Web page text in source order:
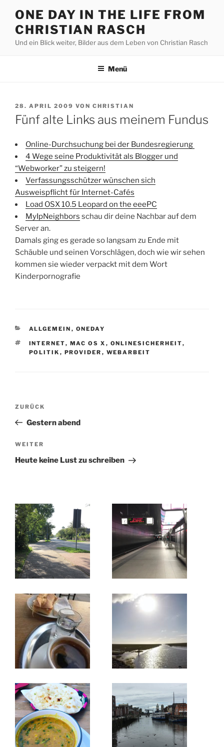
Inhalt
springen
ONE DAY IN THE LIFE FROM
CHRISTIAN RASCH
Und ein Blick weiter, Bilder aus dem Leben von Christian Rasch
Menü
VERÖFFENTLICHT
AM
28. APRIL 2009 VON CHRISTIAN
Fünf alte Links aus meinem Fundus
Online-Durchsuchung bei der Bundesregierung
4 Wege seine Produktivität als Blogger und
“Webworker” zu steigern!
Verfassungsschützer wünschen sich
Ausweispflicht für Internet-Cafés
Load OSX 10.5 Leopard on the eeePC
MyIpNeighbors schau dir deine Nachbar auf dem
Server an.
Damals ging es gerade so langsam zu Ende mit
Schäuble und seinen Vorschlägen, doch wie wir sehen
kommen sie wieder verpackt mit dem Wort
Kinderpornografie
KATEGORIEN
ALLGEMEIN , ONEDAY
SCHLAGWÖRTER
INTERNET, MAC OS X , ONLINESICHERHEIT,
POLITIK , PROVIDER , WEBARBEIT
Beitragsnavigation
Vorheriger
Beitrag
ZURÜCK
Gestern abend
Nächster
Beitrag
WEITER
Heute keine Lust zu schreiben